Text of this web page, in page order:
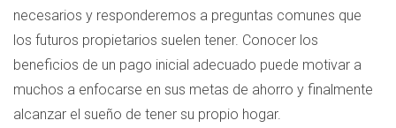
necesarios y responderemos a preguntas comunes que
los futuros propietarios suelen tener. Conocer los
beneficios de un pago inicial adecuado puede motivar a
muchos a enfocarse en sus metas de ahorro y finalmente
alcanzar el sueño de tener su propio hogar.